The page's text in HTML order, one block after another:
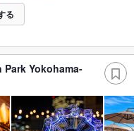
る
Park Yokohama-